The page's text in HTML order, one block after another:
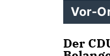
Vor-
Der